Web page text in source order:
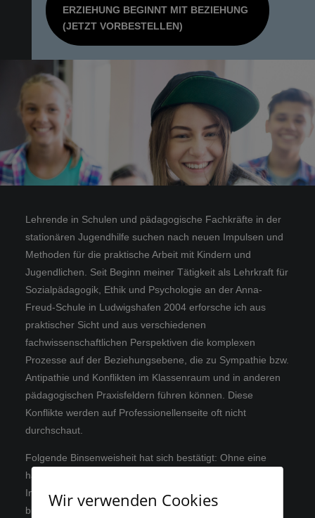
ERZIEHUNG BEGINNT MIT BEZIEHUNG
(JETZT VORBESTELLEN)
Lehrende in Schulen und pädagogische Fachkräfte in der
stationären Jugendhilfe suchen nach neuen Impulsen und
Methoden für die praktische Arbeit mit Kindern und
Jugendlichen. Seit Beginn meiner Tätigkeit als Lehrkraft für
Sozialpädagogik, Ethik und Psychologie an der Anna-
Freud-Schule in Ludwigshafen 2004 erforsche ich aus
praktischer Sicht und aus verschiedenen
fachwissenschaftlichen Perspektiven die komplexen
Prozesse auf der Beziehungsebene, die zu Sympathie bzw.
Antipathie und Konflikten im Klassenraum und in anderen
pädagogischen Praxisfeldern führen können. Diese
Konflikte werden auf Professionellenseite oft nicht
durchschaut.
Folgende Binsenweisheit hat sich bestätigt: Ohne eine
halbwegs funktionierende “Beziehung” zu meinen
Interaktionspartner*innen kann ich nicht erziehen, nicht
bilden, keine Motivation zu irgenwas außerhalb der
Wir verwenden Cookies